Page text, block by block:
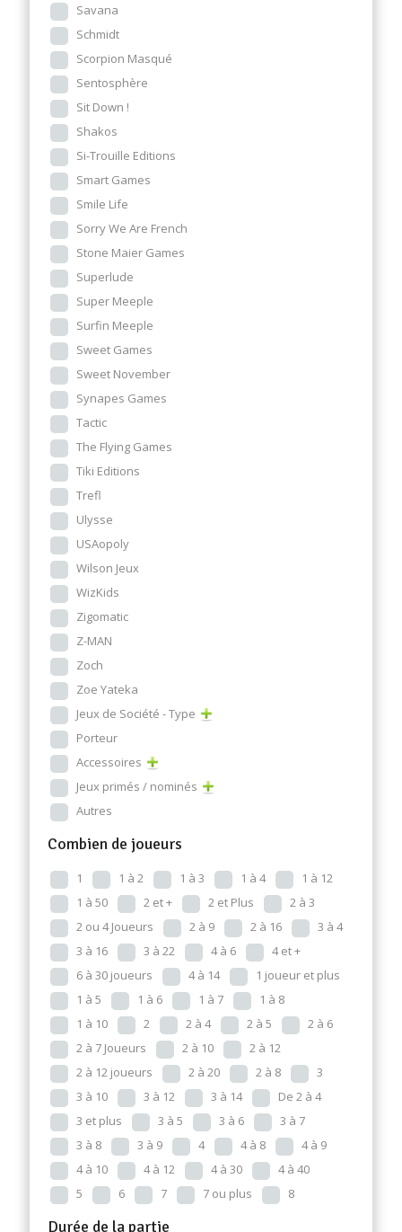
Savana
Schmidt
Scorpion Masqué
Sentosphère
Sit Down !
Shakos
Si-Trouille Editions
Smart Games
Smile Life
Sorry We Are French
Stone Maier Games
Superlude
Super Meeple
Surfin Meeple
Sweet Games
Sweet November
Synapes Games
Tactic
The Flying Games
Tiki Editions
Trefl
Ulysse
USAopoly
Wilson Jeux
WizKids
Zigomatic
Z-MAN
Zoch
Zoe Yateka
Jeux de Société - Type
Porteur
Accessoires
Jeux primés / nominés
Autres
Combien de joueurs
1 1 à 2 1 à 3 1 à 4
1 à 12
1 à 50
2 et + 2 et Plus
2 à 3
2 ou 4 Joueurs
2 à 9 2 à 16
3 à 4
3 à 16
3 à 22 4 à 6
4 et +
6 à 30 joueurs
4 à 14
1 joueur et plus
1 à 5
1 à 6 1 à 7
1 à 8
1 à 10
2 2 à 4 2 à 5
2 à 6
2 à 7 Joueurs
2 à 10
2 à 12
2 à 12 joueurs
2 à 20 2 à 8
3
3 à 10
3 à 12 3 à 14
De 2 à 4
3 et plus
3 à 5 3 à 6
3 à 7
3 à 8
3 à 9 4 4 à 8
4 à 9
4 à 10
4 à 12 4 à 30
4 à 40
5
6 7 7 ou plus 8
Durée de la partie